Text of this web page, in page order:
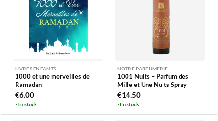
LIVRES ENFANTS
1000 et une merveilles de
Ramadan
€6.00
En stock
NOTRE PARFUMERIE
1001 Nuits – Parfum des
Mille et Une Nuits Spray
€14.50
En stock